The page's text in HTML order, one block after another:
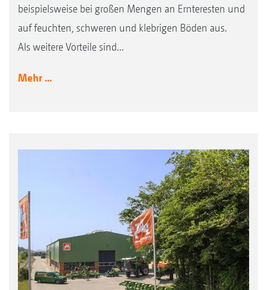
beispielsweise bei großen Mengen an Ernteresten und
auf feuchten, schweren und klebrigen Böden aus.
Als weitere Vorteile sind...
Mehr ...